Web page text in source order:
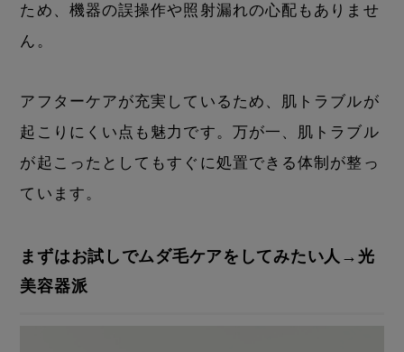
ため、機器の誤操作や照射漏れの心配もありませ
ん。
アフターケアが充実しているため、肌トラブルが
起こりにくい点も魅力です。万が一、肌トラブル
が起こったとしてもすぐに処置できる体制が整っ
ています。
まずはお試しでムダ毛ケアをしてみたい人→光
美容器派